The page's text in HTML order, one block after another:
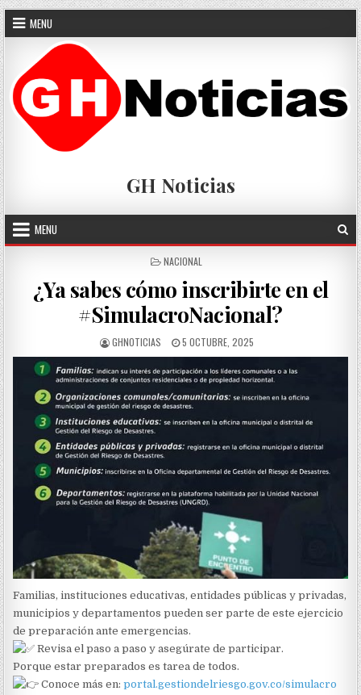
Skip
to
content
MENU
GH Noticias
MENU
POSTED
NACIONAL
¿Ya sabes cómo inscribirte en el
#SimulacroNacional?
AUTHOR:
GHNOTICIAS
PUBLISHED
DATE:
5 OCTUBRE, 2025
Familias, instituciones educativas, entidades públicas y privadas,
municipios y departamentos pueden ser parte de este ejercicio
de preparación ante emergencias.
Revisa el paso a paso y asegúrate de participar.
Porque estar preparados es tarea de todos.
Conoce más en:portal.gestiondelriesgo.gov.co/simulacro